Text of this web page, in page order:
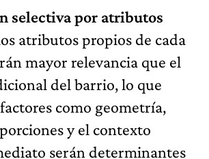
selectiva por atributos
atributos propios de cada
mayor relevancia que el
del barrio, lo que
como geometría,
y el contexto
serán determinantes